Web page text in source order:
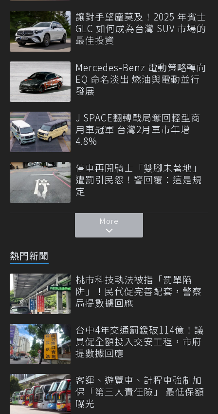
讓對手望塵莫及！2025 年賓士
GLC 如何成為台灣 SUV 市場的
最佳投資
Mercedes-Benz 電動策略轉向
EQ 命名淡出 燃油與電動並行
發展
J SPACE翻轉戰局奪回輕型商
用車冠軍 台灣2月車市年增
4.8%
停車再開騎士「雙腳未著地」
遭罰引民怨！警回覆：這是規
定
More
熱門新聞
桃市科技執法被指「罰單陷
阱」！民代促完善配套，警察
局提數據回應
台中4年交通罰鍰破114億！議
員促全額投入交安工程，市府
提數據回應
客運、遊覽車、計程車強制加
保「第三人責任險」 最低保額
曝光